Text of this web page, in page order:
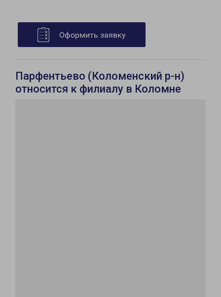
Оформить заявку
Парфентьево (Коломенский р-н)
относится к филиалу в Коломне